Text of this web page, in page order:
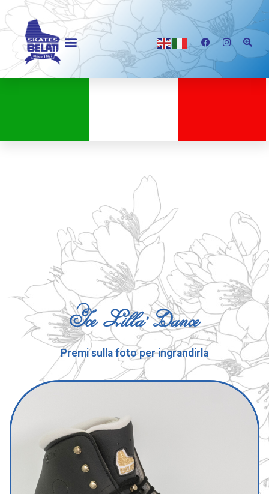
Ice Lilla' Dance
Premi sulla foto per ingrandirla